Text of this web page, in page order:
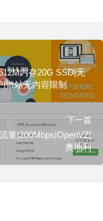
内存20G SSD|无
|做站无内容限制
下一篇
量|200Mbps|OpenVZ|
奥地利